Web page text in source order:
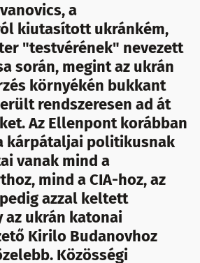
a
kiutasított ukránkém,
"testvérének" nevezett
során, megint az ukrán
környékén bukkant
rendszeresen ad át
Az Ellenpont korábban
kárpátaljai politikusnak
vanak mind a
mind a CIA-hoz, az
azzal keltett
ukrán katonai
Kirilo Budanovhoz
Közösségi